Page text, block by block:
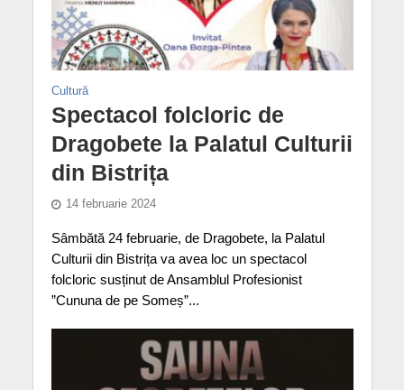
Cultură
Spectacol folcloric de
Dragobete la Palatul Culturii
din Bistrița
14 februarie 2024
Sâmbătă 24 februarie, de Dragobete, la Palatul
Culturii din Bistrița va avea loc un spectacol
folcloric susținut de Ansamblul Profesionist
”Cununa de pe Someș”...